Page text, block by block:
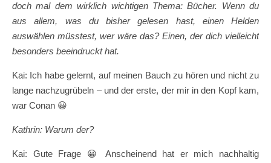
doch mal dem wirklich wichtigen Thema: Bücher. Wenn du
aus allem, was du bisher gelesen hast, einen Helden
auswählen müsstest, wer wäre das? Einen, der dich vielleicht
besonders beeindruckt hat.
Kai: Ich habe gelernt, auf meinen Bauch zu hören und nicht zu
lange nachzugrübeln – und der erste, der mir in den Kopf kam,
war Conan 😀
Kathrin: Warum der?
Kai: Gute Frage 😀 Anscheinend hat er mich nachhaltig